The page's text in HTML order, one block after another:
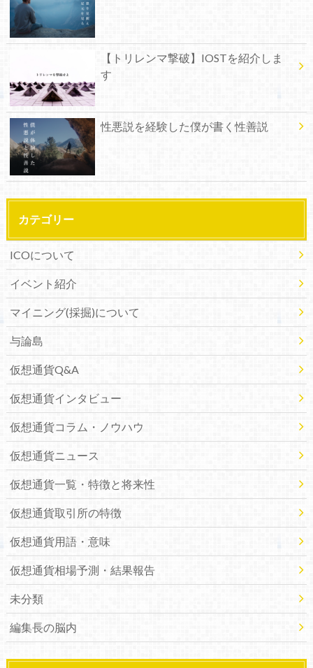
【トリレンマ撃破】IOSTを紹介しま
す
性悪説を経験した僕が書く性善説
カテゴリー
ICOについて
イベント紹介
マイニング(採掘)について
与論島
仮想通貨Q&A
仮想通貨インタビュー
仮想通貨コラム・ノウハウ
仮想通貨ニュース
仮想通貨一覧・特徴と将来性
仮想通貨取引所の特徴
仮想通貨用語・意味
仮想通貨相場予測・結果報告
未分類
編集長の脳内